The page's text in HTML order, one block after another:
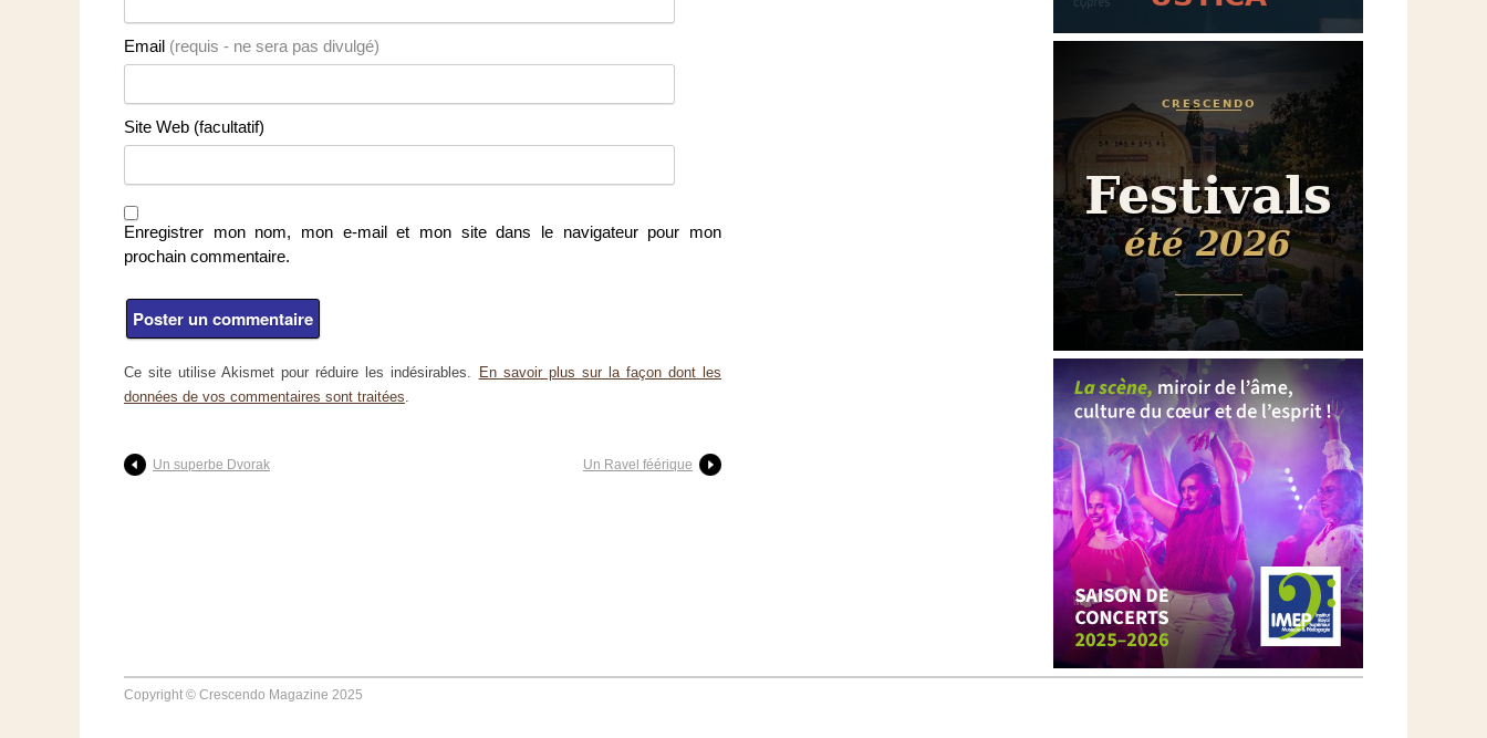
Email (requis - ne sera pas divulgé)
Site Web (facultatif)
Enregistrer mon nom, mon e-mail et mon site dans le navigateur pour mon
prochain commentaire.
Ce site utilise Akismet pour réduire les indésirables.
En savoir plus sur la façon dont les
données de vos commentaires sont traitées.
Un superbe Dvorak Un Ravel féérique
Copyright © Crescendo Magazine 2025